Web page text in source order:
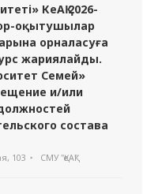
КеАҚ 2026-
оқытушылар
орналасуға
жариялайды.
Семей»
и/или
состава
103 СМУ "ҚеАҚ"